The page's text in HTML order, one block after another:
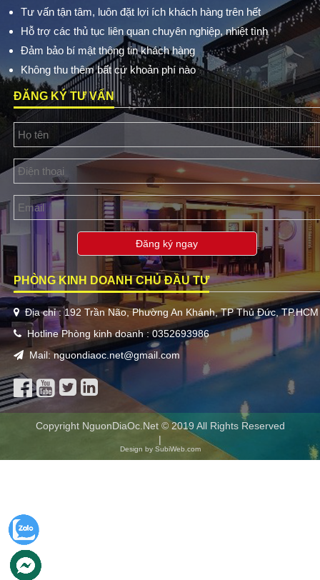
Tư vấn tận tâm, luôn đặt lợi ích khách hàng trên hết
Hỗ trợ các thủ tục liên quan chuyên nghiệp, nhiệt tình
Đảm bảo bí mật thông tin khách hàng
Không thu thêm bất cứ khoản phí nào
ĐĂNG KÝ TƯ VẤN
Đăng ký ngay
PHÒNG KINH DOANH CHỦ ĐẦU TƯ
Địa chỉ : 192 Trần Não, Phường An Khánh, TP Thủ Đức, TP.HCM
Hotline Phòng kinh doanh : 0352693986
Mail: nguondiaoc.net@gmail.com
Copyright NguonDiaOc.Net © 2019 All Rights Reserved
|
Design by SubiWeb.com